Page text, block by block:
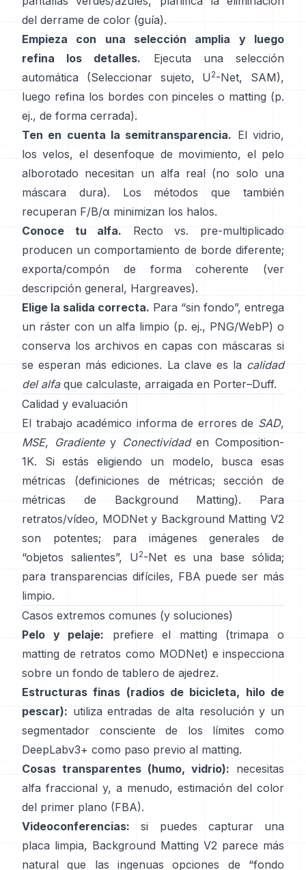
del derrame de color (guía).
Empieza con una selección amplia y luego
refina los detalles. Ejecuta una selección
automática (Seleccionar sujeto,
U2-Net, SAM),
luego refina los bordes con pinceles o matting (p.
ej., de forma cerrada).
Ten en cuenta la semitransparencia. El vidrio,
los velos, el desenfoque de movimiento, el pelo
alborotado necesitan un alfa real (no solo una
máscara dura). Los métodos que también
recuperan F/B/α minimizan los halos.
Conoce tu alfa.
Recto vs. pre-multiplicado
producen un comportamiento de borde diferente;
exporta/compón de forma coherente (ver
descripción general, Hargreaves).
Elige la salida correcta. Para “sin fondo”, entrega
un ráster con un alfa limpio (p. ej., PNG/WebP) o
conserva los archivos en capas con máscaras si
se esperan más ediciones. La clave es la calidad
del alfaque calculaste, arraigada en Porter–Duff.
Calidad y evaluación
El trabajo académico informa de errores de SAD,
MSE, Gradientey Conectividaden Composition-
1K. Si estás eligiendo un modelo, busca esas
métricas
(definiciones de métricas;
sección de
métricas de Background Matting). Para
retratos/vídeo, MODNety Background Matting V2
son potentes; para imágenes generales de
“objetos salientes”,
U2-Netes una base sólida;
para transparencias difíciles, FBA puede ser más
limpio.
Casos extremos comunes (y soluciones)
Pelo y pelaje: prefiere el matting (trimapa o
matting de retratos como MODNet) e inspecciona
sobre un fondo de tablero de ajedrez.
Estructuras finas (radios de bicicleta, hilo de
pescar): utiliza entradas de alta resolución y un
segmentador consciente de los límites como
DeepLabv3+ como paso previo al matting.
Cosas transparentes (humo, vidrio): necesitas
alfa fraccional y, a menudo, estimación del color
del primer plano (FBA).
Videoconferencias: si puedes capturar una
placa limpia, Background Matting V2 parece más
natural que las ingenuas opciones de “fondo